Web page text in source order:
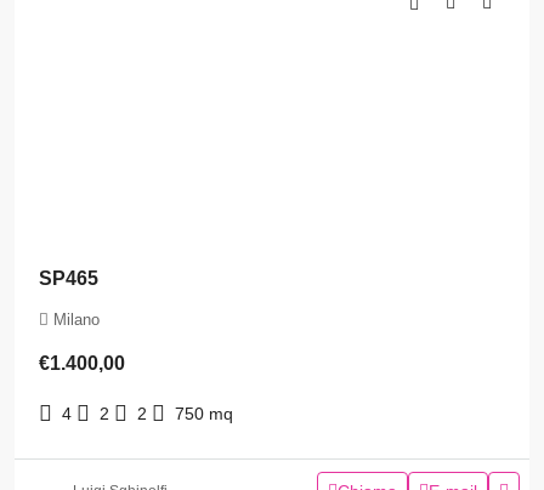
SP465
Milano
€1.400,00
4 2 2 750 mq